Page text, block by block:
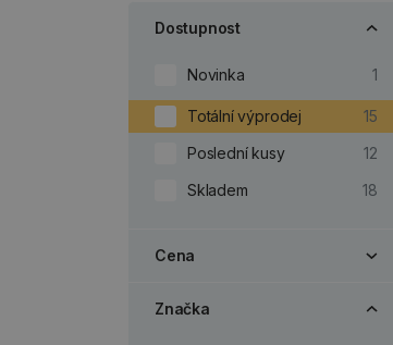
Dostupnost
Novinka 1
Totální výprodej
15
Poslední kusy
12
Skladem
18
Cena
Značka